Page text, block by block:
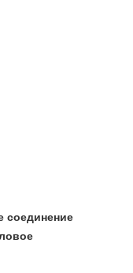
соединение